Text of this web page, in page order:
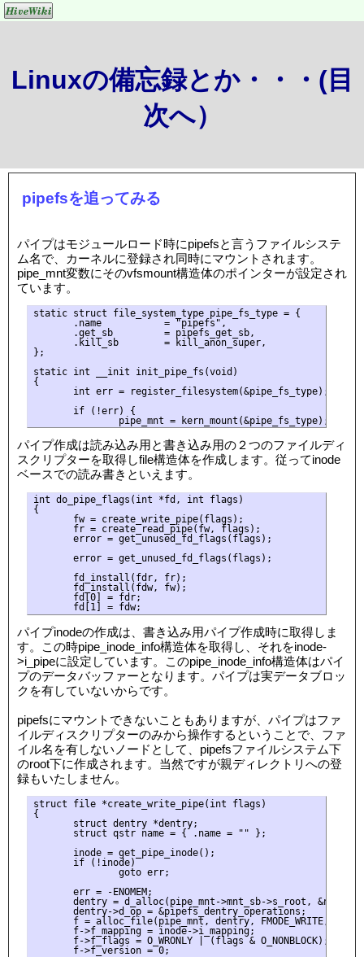
Linuxの備忘録とか・・・(目
次へ）
pipefsを追ってみる
パイプはモジュールロード時にpipefsと言うファイルシステ
ム名で、カーネルに登録され同時にマウントされます。
pipe_mnt変数にそのvfsmount構造体のポインターが設定され
ています。
static struct file_system_type pipe_fs_type = {
       .name           = "pipefs",
       .get_sb         = pipefs_get_sb,
       .kill_sb        = kill_anon_super,
};
static int __init init_pipe_fs(void)
{
       int err = register_filesystem(&pipe_fs_type);
       if (!err) {
パイプ作成は読み込み用と書き込み用の２つのファイルディ
スクリプターを取得しfile構造体を作成します。従ってinode
ベースでの読み書きといえます。
int do_pipe_flags(int *fd, int flags)
{
       fw = create_write_pipe(flags);
       fr = create_read_pipe(fw, flags);
       error = get_unused_fd_flags(flags);
       error = get_unused_fd_flags(flags);
       fd_install(fdr, fr);
       fd_install(fdw, fw);
       fd[0] = fdr;
パイプinodeの作成は、書き込み用パイプ作成時に取得しま
す。この時pipe_inode_info構造体を取得し、それをinode-
>i_pipeに設定しています。このpipe_inode_info構造体はパイ
プのデータバッファーとなります。パイプは実データブロッ
クを有していないからです。
pipefsにマウントできないこともありますが、パイプはファ
イルディスクリプターのみから操作するということで、ファ
イル名を有しないノードとして、pipefsファイルシステム下
のroot下に作成されます。当然ですが親ディレクトリへの登
録もいたしません。
struct file *create_write_pipe(int flags)
{
       struct dentry *dentry;
       struct qstr name = { .name = "" };
       inode = get_pipe_inode();
       if (!inode)
               goto err;
       err = -ENOMEM;
       dentry = d_alloc(pipe_mnt->mnt_sb->s_root, &name);
       dentry->d_op = &pipefs_dentry_operations;
f = alloc_file(pipe_mnt, dentry, FMODE_WRITE,
       f->f_mapping = inode->i_mapping;
       f->f_flags = O_WRONLY | (flags & O_NONBLOCK);
       f->f_version = 0;